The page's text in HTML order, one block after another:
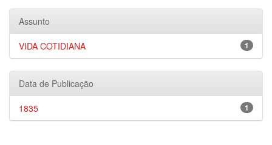
Assunto
1
VIDA COTIDIANA
Data de Publicação
1
1835